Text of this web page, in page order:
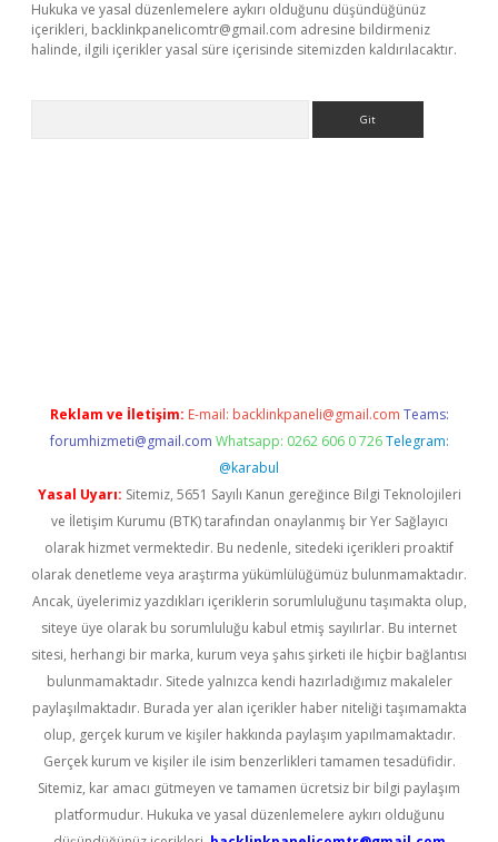
Hukuka ve yasal düzenlemelere aykırı olduğunu düşündüğünüz
içerikleri, backlinkpanelicomtr@gmail.com adresine bildirmeniz
halinde, ilgili içerikler yasal süre içerisinde sitemizden kaldırılacaktır.
Reklam ve İletişim: E-mail: backlinkpaneli@gmail.com Teams:
forumhizmeti@gmail.com Whatsapp: 0262 606 0 726 Telegram:
@karabul
Yasal Uyarı: Sitemiz, 5651 Sayılı Kanun gereğince Bilgi Teknolojileri
ve İletişim Kurumu (BTK) tarafından onaylanmış bir Yer Sağlayıcı
olarak hizmet vermektedir. Bu nedenle, sitedeki içerikleri proaktif
olarak denetleme veya araştırma yükümlülüğümüz bulunmamaktadır.
Ancak, üyelerimiz yazdıkları içeriklerin sorumluluğunu taşımakta olup,
siteye üye olarak bu sorumluluğu kabul etmiş sayılırlar. Bu internet
sitesi, herhangi bir marka, kurum veya şahıs şirketi ile hiçbir bağlantısı
bulunmamaktadır. Sitede yalnızca kendi hazırladığımız makaleler
paylaşılmaktadır. Burada yer alan içerikler haber niteliği taşımamakta
olup, gerçek kurum ve kişiler hakkında paylaşım yapılmamaktadır.
Gerçek kurum ve kişiler ile isim benzerlikleri tamamen tesadüfidir.
Sitemiz, kar amacı gütmeyen ve tamamen ücretsiz bir bilgi paylaşım
platformudur. Hukuka ve yasal düzenlemelere aykırı olduğunu